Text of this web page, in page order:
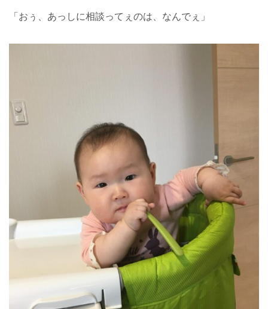
「おぅ、あっしに相談ってぇのは、なんでぇ」